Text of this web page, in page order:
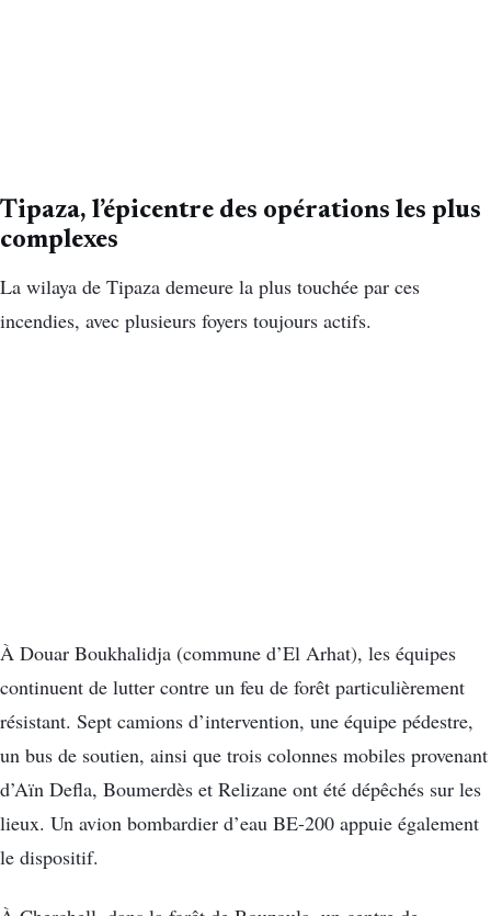
Tipaza, l’épicentre des opérations les plus
complexes
La wilaya de Tipaza demeure la plus touchée par ces
incendies, avec plusieurs foyers toujours actifs.
À Douar Boukhalidja (commune d’El Arhat), les équipes
continuent de lutter contre un feu de forêt particulièrement
résistant. Sept camions d’intervention, une équipe pédestre,
un bus de soutien, ainsi que trois colonnes mobiles provenant
d’Aïn Defla, Boumerdès et Relizane ont été dépêchés sur les
lieux. Un avion bombardier d’eau BE-200 appuie également
le dispositif.